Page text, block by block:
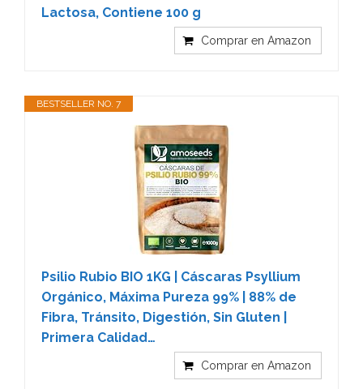
Lactosa, Contiene 100 g
Comprar en Amazon
BESTSELLER NO. 7
Psilio Rubio BIO 1KG | Cáscaras Psyllium
Orgánico, Máxima Pureza 99% | 88% de
Fibra, Tránsito, Digestión, Sin Gluten |
Primera Calidad…
Comprar en Amazon